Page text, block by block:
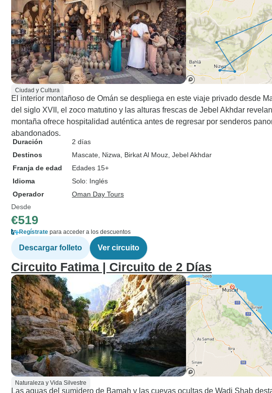
Ciudad y Cultura
El interior montañoso de Omán se despliega en este viaje privado desde
del siglo XVII, el zoco matutino y las alturas frescas de Jebel Akhdar
montaña ofrece hospitalidad auténtica antes de regresar por senderos
abandonados.
Duración
2 días
Destinos
Mascate , Nizwa , Birkat Al Mouz , Jebel Akhdar
Franja de edad
Edades 15+
Idioma
Solo: Inglés
Operador
Oman Day Tours
Desde
€519
Regístrate para acceder a los descuentos
Descargar folleto Ver circuito
Circuito Fatima | Circuito de 2 Días
Naturaleza y Vida Silvestre
Las aguas del sumidero de Bamah y las cuevas ocultas de Wadi Shab